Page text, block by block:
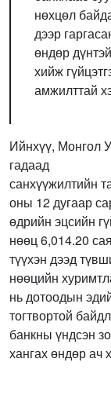
нөхцөл
дээр
өндөр
хийж
амжилттай
Ийнхүү, Монгол
гадаад
санхүүжилтийн
оны 12 дугаар
өдрийн эцсийн
нөөц 6,014.20
түүхэн дээд
нөөцийн
нь дотоодын
тогтвортой
банкны үндсэн
хангах өндөр ач